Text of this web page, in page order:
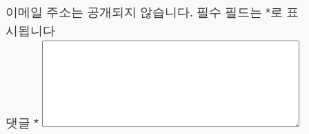
이메일 주소는 공개되지 않습니다. 필수 필드는 *로 표
시됩니다
댓글 *